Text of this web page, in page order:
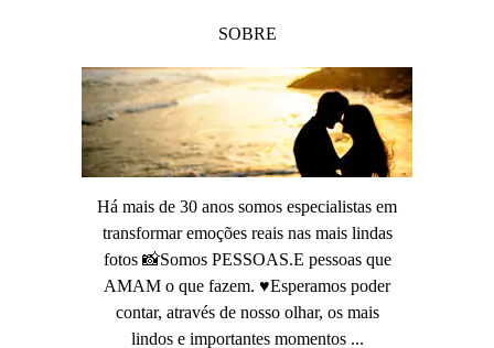
SOBRE
Há mais de 30 anos somos especialistas em
transformar emoções reais nas mais lindas
fotos 📸Somos PESSOAS.E pessoas que
AMAM o que fazem. ♥️Esperamos poder
contar, através de nosso olhar, os mais
lindos e importantes momentos ...